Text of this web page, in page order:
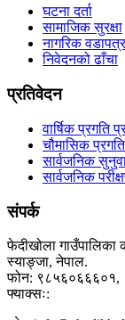
घटना दर्ता
सामाजिक सुरक्षा
नागरिक वडापत्र
निवेदनको ढाँचा
प्रतिवेदन
वार्षिक प्रगति
चौमासिक
सार्वजनिक
सार्वजनिक
संपर्क
फेदीखोला गाउँपालिका
स्याङ्जा, नेपाल.
फोन: ९८५६०६६६०१,
फ्याक्सः: